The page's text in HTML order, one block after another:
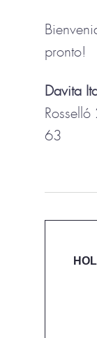
pronto!
Davita
63